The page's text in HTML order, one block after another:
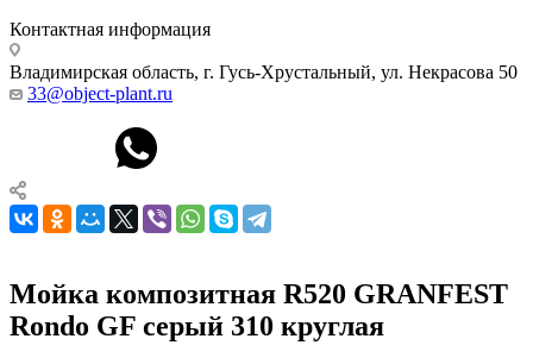
Контактная информация
Владимирская область, г. Гусь-Хрустальный, ул. Некрасова 50
33@object-plant.ru
Мойка композитная R520 GRANFEST
Rondo GF серый 310 круглая